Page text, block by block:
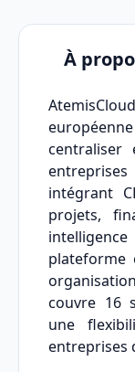
À
centraliser
intégrant
projets,
plateforme
couvre 16
une
entreprises